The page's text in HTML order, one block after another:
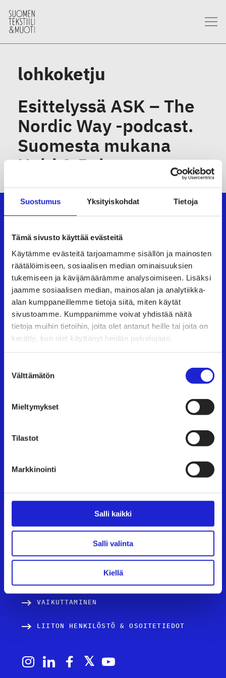
Suostumus Yksityiskohdat Tietoja
Tämä sivusto käyttää evästeitä
Käytämme evästeitä tarjoamamme sisällön ja mainosten
räätälöimiseen, sosiaalisen median ominaisuuksien
tukemiseen ja kävijämäärämme analysoimiseen. Lisäksi
jaamme sosiaalisen median, mainosalan ja analytiikka-
alan kumppaneillemme tietoja siitä, miten käytät
sivustoamme. Kumppanimme voivat yhdistää näitä
tietoja muihin tietoihin, joita olet antanut heille tai joita on
kerätty, kun olet käyttänyt heidän palvelujaan.
valinta
Välttämätön
Mieltymykset
Tilastot
Markkinointi
Salli kaikki
Salli valinta
Kiellä
lohkoketju
Esittelyssä ASK – The
Nordic Way -podcast.
Suomesta mukana
Halti & Reima
Suomen Tekstiili & Muoti ry
Suomen Tekstiili & Muoti ry on tekstiili-, vaate- ja
muotialan yritysten etujärjestö, joka tarjoaa
asiantuntijapalveluita, koulutusta ja tapahtumia.
Neuvottelemme työehtosopimukset, joita
noudattavat kaikki alan yritykset.
Tutustu meihin tarkemmin
TAPAHTUMAT
UUTISHUONE
TEKSTIILI- JA MUOTIALA SUOMESSA
PALVELUT JA TIETOA YRITYKSILLE
TUTUSTU JÄSENYRITYKSIIMME
VAIKUTTAMINEN
LIITON HENKILÖSTÖ & OSOITETIEDOT